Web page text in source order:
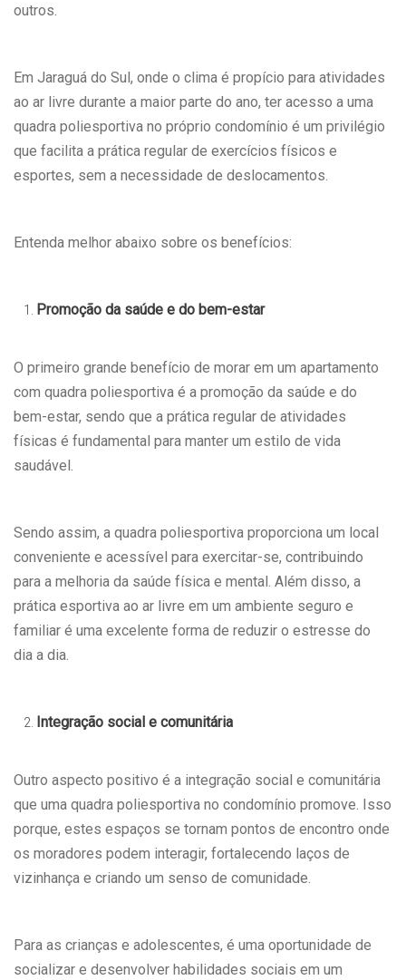
outros.
Em Jaraguá do Sul, onde o clima é propício para atividades
ao ar livre durante a maior parte do ano, ter acesso a uma
quadra poliesportiva no próprio condomínio é um privilégio
que facilita a prática regular de exercícios físicos e
esportes, sem a necessidade de deslocamentos.
Entenda melhor abaixo sobre os benefícios:
Promoção da saúde e do bem-estar
O primeiro grande benefício de morar em um apartamento
com quadra poliesportiva é a promoção da saúde e do
bem-estar, sendo que a prática regular de atividades
físicas é fundamental para manter um estilo de vida
saudável.
Sendo assim, a quadra poliesportiva proporciona um local
conveniente e acessível para exercitar-se, contribuindo
para a melhoria da saúde física e mental. Além disso, a
prática esportiva ao ar livre em um ambiente seguro e
familiar é uma excelente forma de reduzir o estresse do
dia a dia.
Integração social e comunitária
Outro aspecto positivo é a integração social e comunitária
que uma quadra poliesportiva no condomínio promove. Isso
porque, estes espaços se tornam pontos de encontro onde
os moradores podem interagir, fortalecendo laços de
vizinhança e criando um senso de comunidade.
Para as crianças e adolescentes, é uma oportunidade de
socializar e desenvolver habilidades sociais em um